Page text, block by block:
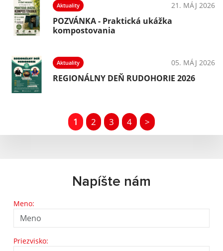
Aktuality 21. MÁJ 2026
POZVÁNKA - Praktická ukážka
kompostovania
Aktuality 05. MÁJ 2026
REGIONÁLNY DEŇ RUDOHORIE 2026
1 2 3 4 >
Napíšte nám
Meno:
Priezvisko: